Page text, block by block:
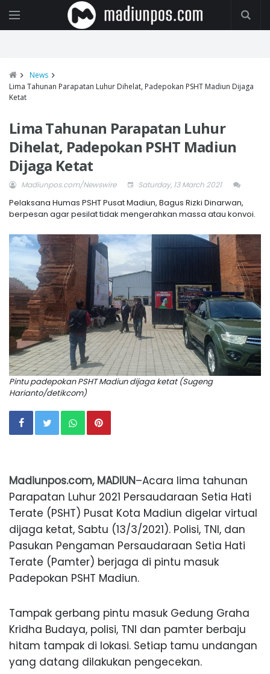
News
Lima Tahunan Parapatan Luhur Dihelat, Padepokan PSHT Madiun Dijaga
Ketat
Lima Tahunan Parapatan Luhur
Dihelat, Padepokan PSHT Madiun
Dijaga Ketat
Madiunpos.com/Newswire Saturday, 13 March 2021
Pelaksana Humas PSHT Pusat Madiun, Bagus Rizki Dinarwan,
berpesan agar pesilat tidak mengerahkan massa atau konvoi.
Pintu padepokan PSHT Madiun dijaga ketat (Sugeng
Harianto/detikcom)
Madiunpos.com, MADIUN–Acara lima tahunan
Parapatan Luhur 2021 Persaudaraan Setia Hati
Terate (PSHT) Pusat Kota Madiun digelar virtual
dijaga ketat, Sabtu (13/3/2021). Polisi, TNI, dan
Pasukan Pengaman Persaudaraan Setia Hati
Terate (Pamter) berjaga di pintu masuk
Padepokan PSHT Madiun.
Tampak gerbang pintu masuk Gedung Graha
Kridha Budaya, polisi, TNI dan pamter berbaju
hitam tampak di lokasi. Setiap tamu undangan
yang datang dilakukan pengecekan.